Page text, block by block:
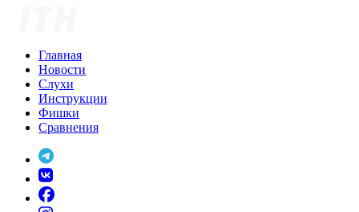
Главная
Новости
Слухи
Инструкции
Фишки
Сравнения